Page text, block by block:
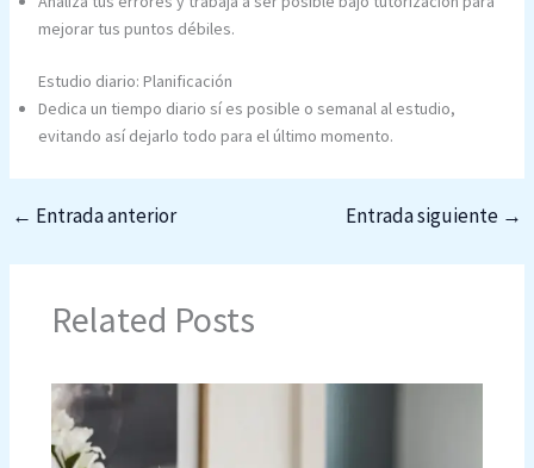
mejorar tus puntos débiles.
Estudio diario: Planificación
Dedica un tiempo diario sí es posible o semanal al estudio,
evitando así dejarlo todo para el último momento.
← Entrada anterior Entrada siguiente →
Related Posts